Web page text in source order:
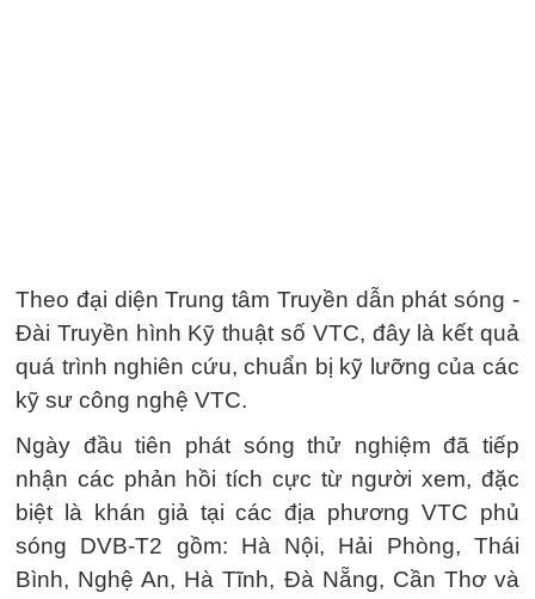
Theo đại diện Trung tâm Truyền dẫn phát sóng -
Đài Truyền hình Kỹ thuật số VTC, đây là kết quả
quá trình nghiên cứu, chuẩn bị kỹ lưỡng của các
kỹ sư công nghệ VTC.
Ngày đầu tiên phát sóng thử nghiệm đã tiếp
nhận các phản hồi tích cực từ người xem, đặc
biệt là khán giả tại các địa phương VTC phủ
sóng DVB-T2 gồm: Hà Nội, Hải Phòng, Thái
Bình, Nghệ An, Hà Tĩnh, Đà Nẵng, Cần Thơ và